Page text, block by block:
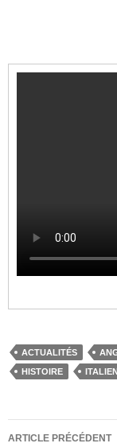
ACTUALITÉS
HISTOIRE
Navigation
ARTICLE PRÉCÉDENT